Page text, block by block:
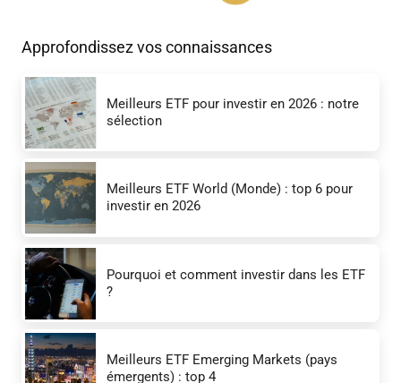
Approfondissez vos connaissances
Meilleurs ETF pour investir en 2026 : notre
sélection
Meilleurs ETF World (Monde) : top 6 pour
investir en 2026
Pourquoi et comment investir dans les ETF
?
Meilleurs ETF Emerging Markets (pays
émergents) : top 4